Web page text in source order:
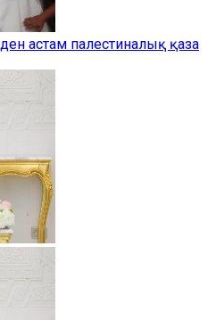
астам палестиналық қаза